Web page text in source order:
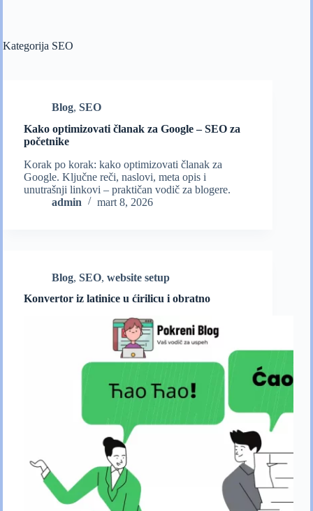
Kategorija SEO
Blog, SEO
Kako optimizovati članak za Google – SEO za
početnike
Korak po korak: kako optimizovati članak za
Google. Ključne reči, naslovi, meta opis i
unutrašnji linkovi – praktičan vodič za blogere.
admin
mart 8, 2026
Blog, SEO, website setup
Konvertor iz latinice u ćirilicu i obratno